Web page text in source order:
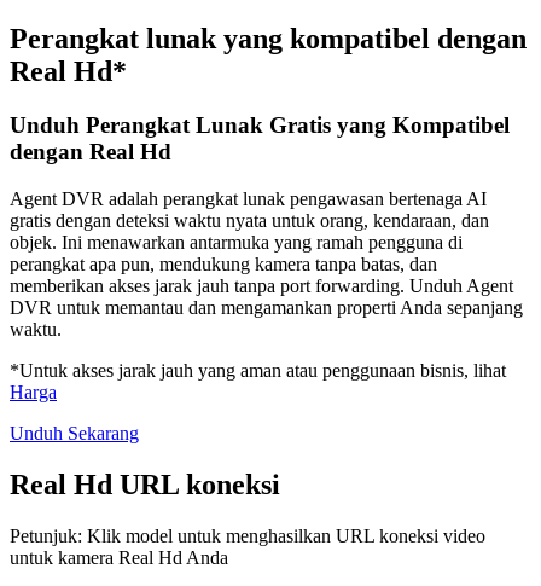
Perangkat lunak yang kompatibel dengan
Real Hd*
Unduh Perangkat Lunak Gratis yang Kompatibel
dengan Real Hd
Agent DVR adalah perangkat lunak pengawasan bertenaga AI
gratis dengan deteksi waktu nyata untuk orang, kendaraan, dan
objek. Ini menawarkan antarmuka yang ramah pengguna di
perangkat apa pun, mendukung kamera tanpa batas, dan
memberikan akses jarak jauh tanpa port forwarding. Unduh Agent
DVR untuk memantau dan mengamankan properti Anda sepanjang
waktu.
*Untuk akses jarak jauh yang aman atau penggunaan bisnis, lihat
Harga
Unduh Sekarang
Real Hd URL koneksi
Petunjuk: Klik model untuk menghasilkan URL koneksi video
untuk kamera Real Hd Anda